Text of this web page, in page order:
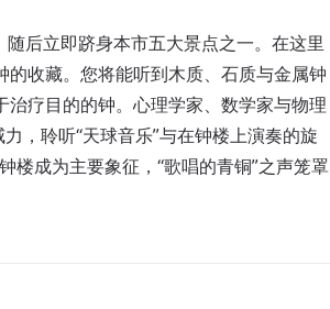
后立即跻身本市五大景点之一。在这里
收藏。您将能听到木质、石质与金属钟
疗目的的钟。心理学家、数学家与物理
，聆听“天球音乐”与在钟楼上演奏的旋
楼成为主要象征，“歌唱的青铜”之声笼罩